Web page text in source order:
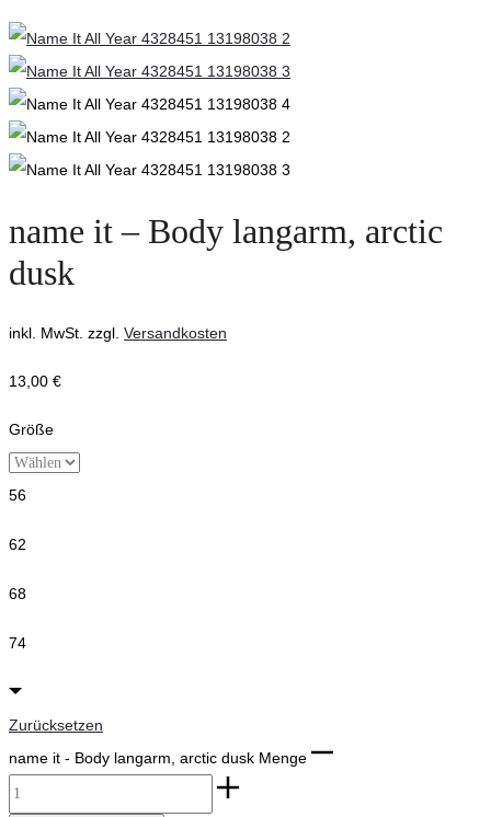
name it – Body langarm, arctic
dusk
inkl. MwSt. zzgl. Versandkosten
13,00 €
Größe
56
62
68
74
Zurücksetzen
name it - Body langarm, arctic dusk Menge